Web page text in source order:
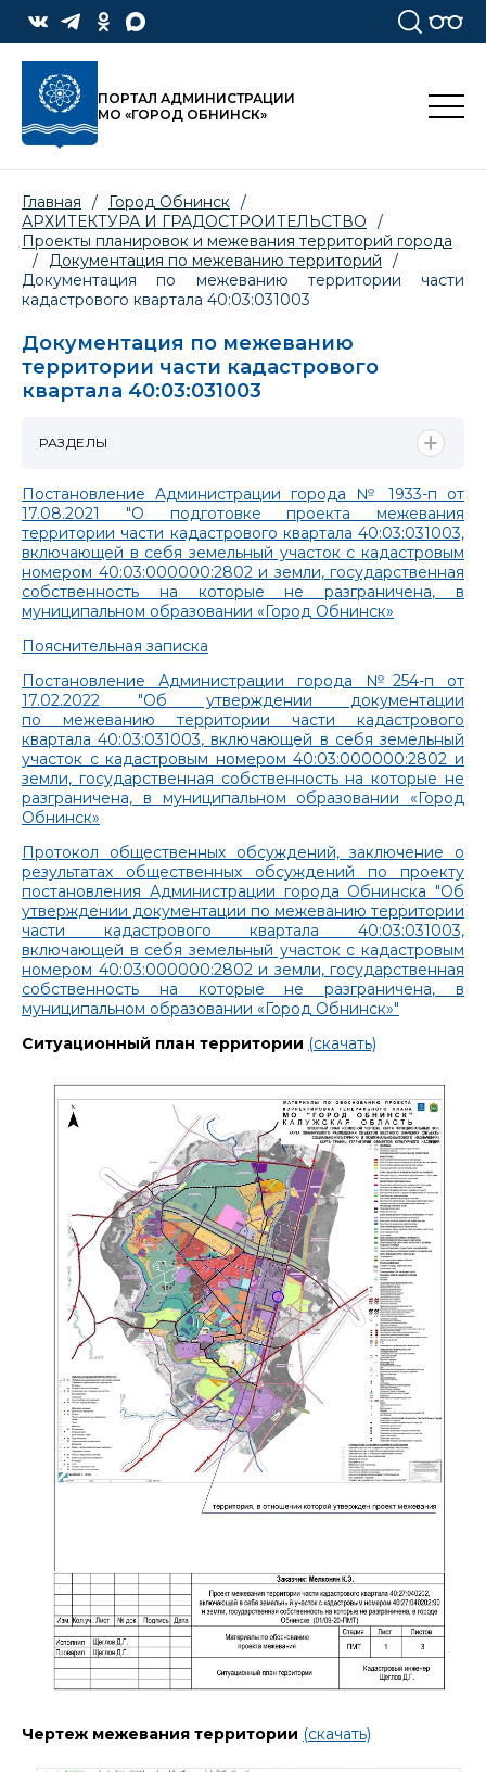
ПОРТАЛ АДМИНИСТРАЦИИ
МО «ГОРОД ОБНИНСК»
Главная / Город Обнинск /
АРХИТЕКТУРА И ГРАДОСТРОИТЕЛЬСТВО
/
Проекты планировок и межевания территорий города
/
Документация по межеванию территорий
/
Документация по межеванию территории части
кадастрового квартала 40:03:031003
Документация по межеванию
территории части кадастрового
квартала 40:03:031003
Постановление Администрации города № 1933-п от
17.08.2021 "О подготовке проекта межевания
территории части кадастрового квартала 40:03:031003,
включающей в себя земельный участок с кадастровым
номером 40:03:000000:2802 и земли, государственная
собственность на которые не разграничена, в
муниципальном образовании «Город Обнинск»
Пояснительная записка
Постановление Администрации города №254-п от
17.02.2022 "Об утверждении документации
по межеванию территории части кадастрового
квартала 40:03:031003, включающей в себя земельный
участок с кадастровым номером 40:03:000000:2802 и
земли, государственная собственность на которые не
разграничена, в муниципальном образовании «Город
Обнинск»
Протокол общественных обсуждений, заключение о
результатах общественных обсуждений по проекту
постановления Администрации города Обнинска "Об
утверждении документации по межеванию территории
части кадастрового квартала 40:03:031003,
включающей в себя земельный участок с кадастровым
номером 40:03:000000:2802 и земли, государственная
собственность на которые не разграничена, в
муниципальном образовании «Город Обнинск»"
Ситуационный план территории (скачать)
Чертеж межевания территории (скачать)
РАЗДЕЛЫ